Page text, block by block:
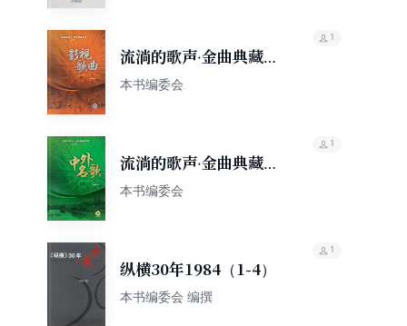
流淌的歌声·金曲典藏系
列：影视歌曲
本书编委会
1
流淌的歌声·金曲典藏系
列：中外名歌
本书编委会
1
纵横30年1984（1-4）
本书编委会 编撰
1